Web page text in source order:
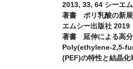
2013, 33, 64 シーエ
著書 ポリ乳酸の新
エムシー出版社 2019
著書 延伸による高
Poly(ethylene-2,5-
(PEF)の特性と結晶